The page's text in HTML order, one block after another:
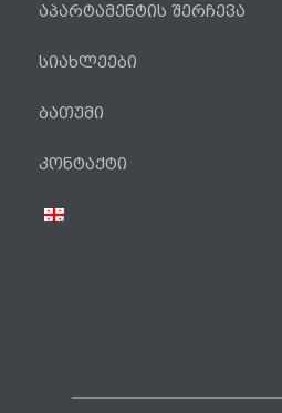
აპარტამენტის შერჩევა
სიახლეები
ბათუმი
კონტაქტი